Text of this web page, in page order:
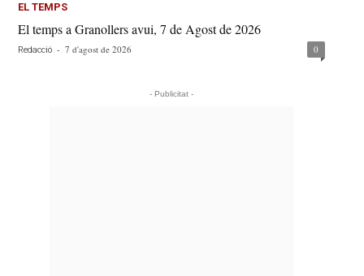
EL TEMPS
El temps a Granollers avui, 7 de Agost de 2026
Redacció - 7 d'agost de 2026 0
- Publicitat -